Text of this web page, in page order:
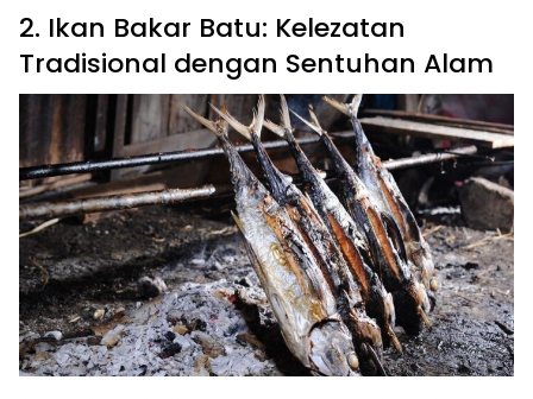
2. Ikan Bakar Batu: Kelezatan
Tradisional dengan Sentuhan Alam